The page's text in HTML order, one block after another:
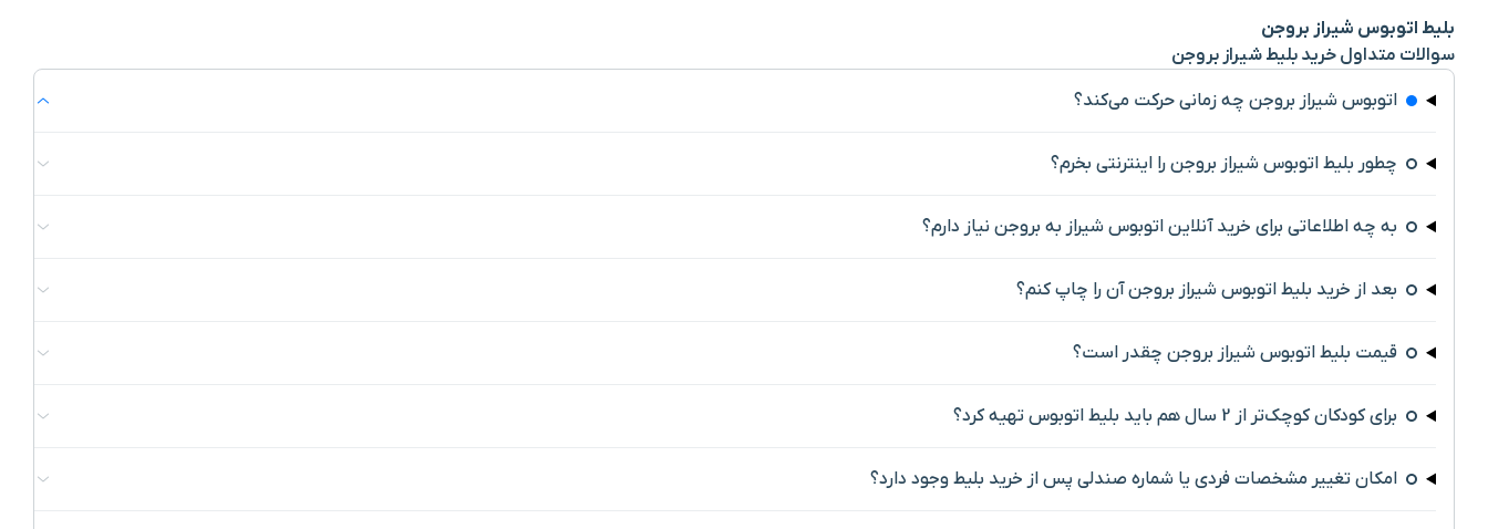
بلیط اتوبوس شیراز بروجن
سوالات متداول خرید بلیط شیراز بروجن
اتوبوس شیراز بروجن چه زمانی حرکت می‌کند؟
چطور بلیط اتوبوس شیراز بروجن را اینترنتی بخرم؟
به چه اطلاعاتی برای خرید آنلاین اتوبوس شیراز به بروجن نیاز دارم؟
بعد از خرید بلیط اتوبوس شیراز بروجن آن را چاپ کنم؟
قیمت بلیط اتوبوس شیراز بروجن چقدر است؟
برای کودکان کوچک‌تر از 2 سال هم باید بلیط اتوبوس تهیه کرد؟
امکان تغییر مشخصات فردی یا شماره صندلی پس از خرید بلیط وجود دارد؟